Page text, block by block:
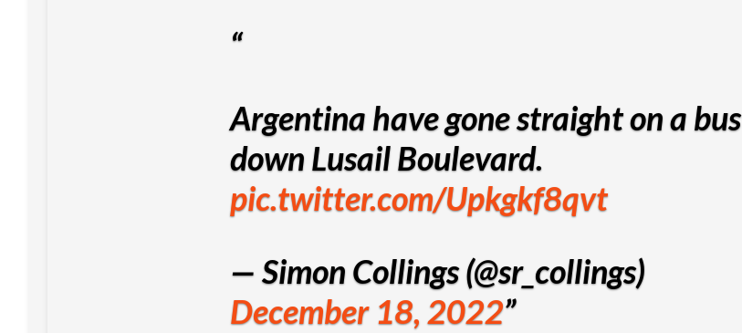
Argentina have gone straight on a bus
down Lusail Boulevard.
pic.twitter.com/Upkgkf8qvt
— Simon Collings (@sr_collings)
December 18, 2022